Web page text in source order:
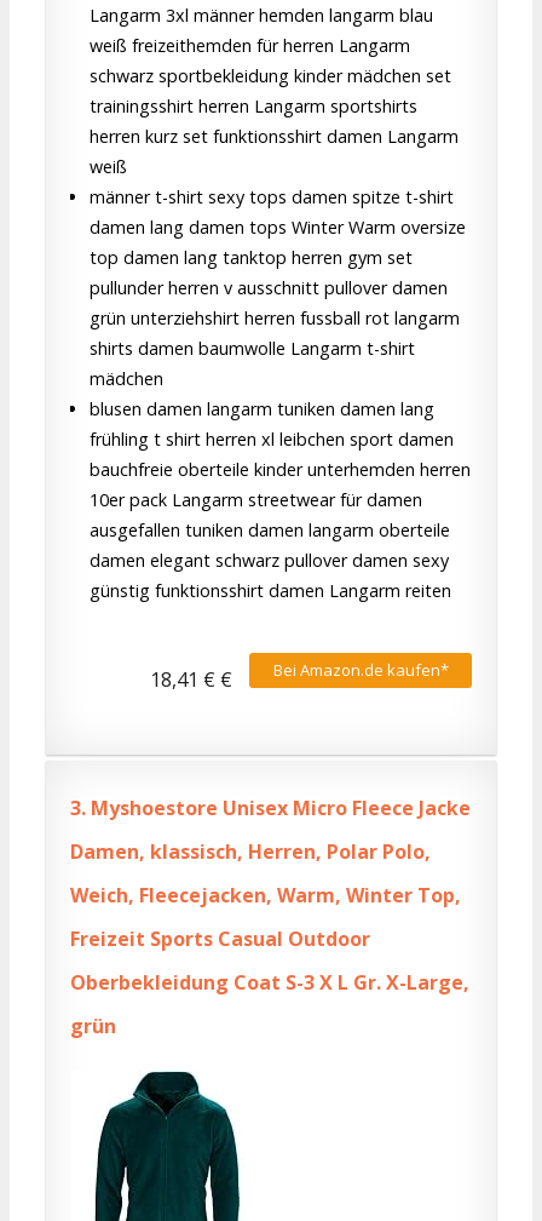
Langarm 3xl männer hemden langarm blau
weiß freizeithemden für herren Langarm
schwarz sportbekleidung kinder mädchen set
trainingsshirt herren Langarm sportshirts
herren kurz set funktionsshirt damen Langarm
weiß
männer t-shirt sexy tops damen spitze t-shirt
damen lang damen tops Winter Warm oversize
top damen lang tanktop herren gym set
pullunder herren v ausschnitt pullover damen
grün unterziehshirt herren fussball rot langarm
shirts damen baumwolle Langarm t-shirt
mädchen
blusen damen langarm tuniken damen lang
frühling t shirt herren xl leibchen sport damen
bauchfreie oberteile kinder unterhemden herren
10er pack Langarm streetwear für damen
ausgefallen tuniken damen langarm oberteile
damen elegant schwarz pullover damen sexy
günstig funktionsshirt damen Langarm reiten
Bei Amazon.de kaufen*
18,41 € €
3. Myshoestore Unisex Micro Fleece Jacke
Damen, klassisch, Herren, Polar Polo,
Weich, Fleecejacken, Warm, Winter Top,
Freizeit Sports Casual Outdoor
Oberbekleidung Coat S-3 X L Gr. X-Large,
grün